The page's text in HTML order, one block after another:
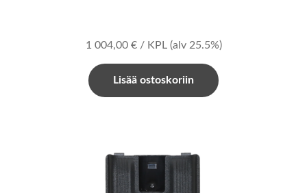
1 004,00 €/ KPL (alv 25.5%)
Lisää ostoskoriin